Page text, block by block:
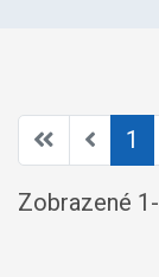
1
Zobrazené 1 -